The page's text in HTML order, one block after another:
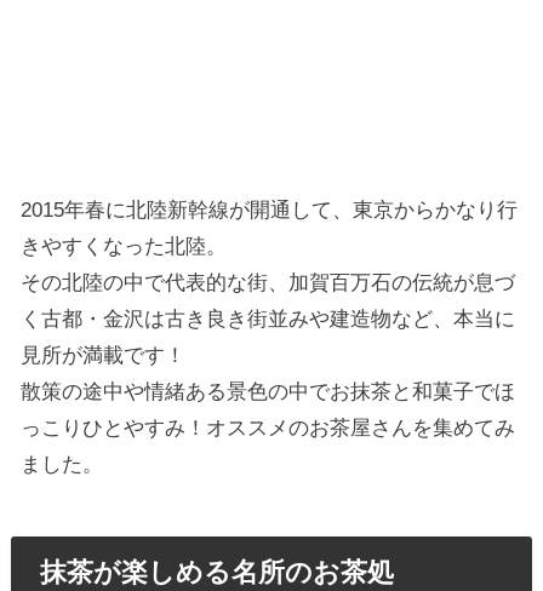
2015年春に北陸新幹線が開通して、東京からかなり行
きやすくなった北陸。
その北陸の中で代表的な街、加賀百万石の伝統が息づ
く古都・金沢は古き良き街並みや建造物など、本当に
見所が満載です！
散策の途中や情緒ある景色の中でお抹茶と和菓子でほ
っこりひとやすみ！オススメのお茶屋さんを集めてみ
ました。
抹茶が楽しめる名所のお茶処